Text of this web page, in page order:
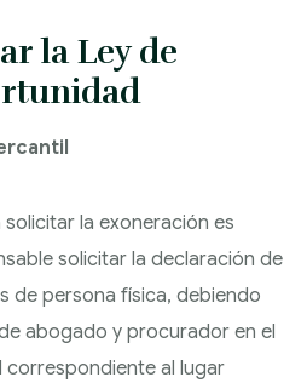
la Ley de
la exoneración es
solicitar la declaración de
de persona física, debiendo
abogado y procurador en el
al lugar